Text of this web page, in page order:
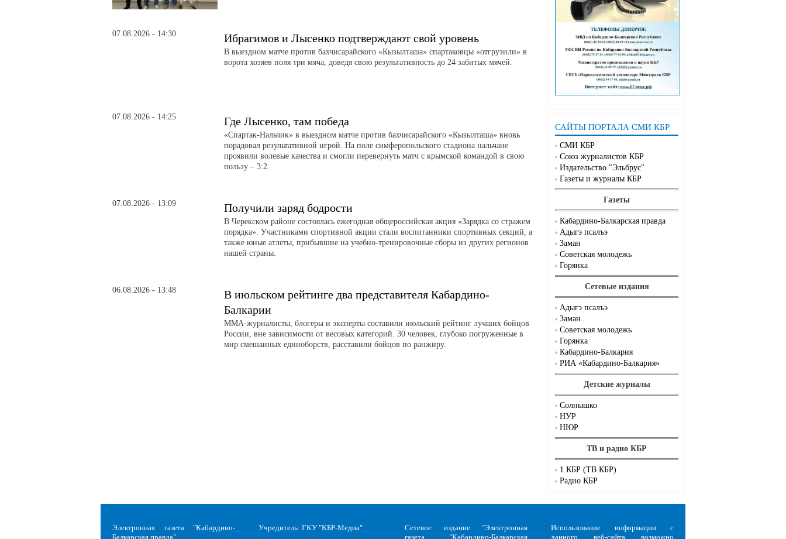
САЙТЫ ПОРТАЛА СМИ КБР
СМИ КБР
Союз журналистов КБР
Издательство "Эльбрус"
Газеты и журналы КБР
Газеты
Кабардино-Балкарская правда
Адыгэ псалъэ
Заман
Советская молодежь
Горянка
Сетевые издания
Адыгэ псалъэ
Заман
Советская молодежь
Горянка
Кабардино-Балкария
РИА «Кабардино-Балкария»
Детские журналы
Солнышко
НУР
НЮР
ТВ и радио КБР
1 КБР (ТВ КБР)
Радио КБР
07.08.2026 - 14:30 Ибрагимов и Лысенко подтверждают свой уровень
В выездном матче против бахчисарайского «Кызылташа» спартаковцы «отгрузили» в
ворота хозяев поля три мяча, доведя свою результативность до 24 забитых мячей.
07.08.2026 - 14:25 Где Лысенко, там победа
«Спартак-Нальчик» в выездном матче против бахчисарайского «Кызылташа» вновь
порадовал результативной игрой. На поле симферопольского стадиона нальчане
проявили волевые качества и смогли перевернуть матч с крымской командой в свою
пользу – 3:2.
07.08.2026 - 13:09 Получили заряд бодрости
В Черекском районе состоялась ежегодная общероссийская акция «Зарядка со стражем
порядка». Участниками спортивной акции стали воспитанники спортивных секций, а
также юные атлеты, прибывшие на учебно-тренировочные сборы из других регионов
нашей страны.
06.08.2026 - 13:48
В июльском рейтинге два представителя Кабардино-
Балкарии
ММА-журналисты, блогеры и эксперты составили июльский рейтинг лучших бойцов
России, вне зависимости от весовых категорий. 30 человек, глубоко погруженные в
мир смешанных единоборств, расставили бойцов по ранжиру.
Электронная газета "Кабардино-
Балкарская правда"
Учредитель: ГКУ "КБР-Медиа"
Сетевое издание "Электронная
газета "Кабардино-Балкарская
Использование информации с
данного веб-сайта возможно